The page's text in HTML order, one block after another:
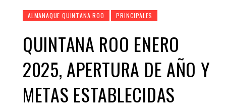
ALMANAQUE QUINTANA ROO PRINCIPALES
QUINTANA ROO ENERO
2025, APERTURA DE AÑO Y
METAS ESTABLECIDAS